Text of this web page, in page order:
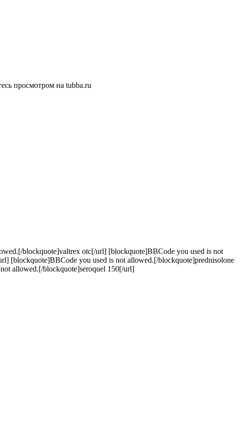
просмотром на tubba.ru
blockquote]valtrex otc[/url] [blockquote]BBCode you used is not
[blockquote]BBCode you used is not allowed.[/blockquote]prednisolone
allowed.[/blockquote]seroquel 150[/url]